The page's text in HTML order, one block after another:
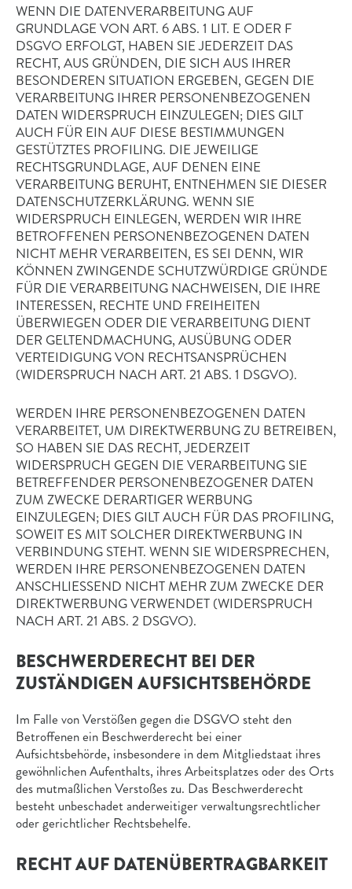
WENN DIE DATENVERARBEITUNG AUF
GRUNDLAGE VON ART. 6 ABS. 1 LIT. E ODER F
DSGVO ERFOLGT, HABEN SIE JEDERZEIT DAS
RECHT, AUS GRÜNDEN, DIE SICH AUS IHRER
BESONDEREN SITUATION ERGEBEN, GEGEN DIE
VERARBEITUNG IHRER PERSONENBEZOGENEN
DATEN WIDERSPRUCH EINZULEGEN; DIES GILT
AUCH FÜR EIN AUF DIESE BESTIMMUNGEN
GESTÜTZTES PROFILING. DIE JEWEILIGE
RECHTSGRUNDLAGE, AUF DENEN EINE
VERARBEITUNG BERUHT, ENTNEHMEN SIE DIESER
DATENSCHUTZERKLÄRUNG. WENN SIE
WIDERSPRUCH EINLEGEN, WERDEN WIR IHRE
BETROFFENEN PERSONENBEZOGENEN DATEN
NICHT MEHR VERARBEITEN, ES SEI DENN, WIR
KÖNNEN ZWINGENDE SCHUTZWÜRDIGE GRÜNDE
FÜR DIE VERARBEITUNG NACHWEISEN, DIE IHRE
INTERESSEN, RECHTE UND FREIHEITEN
ÜBERWIEGEN ODER DIE VERARBEITUNG DIENT
DER GELTENDMACHUNG, AUSÜBUNG ODER
VERTEIDIGUNG VON RECHTSANSPRÜCHEN
(WIDERSPRUCH NACH ART. 21 ABS. 1 DSGVO).
WERDEN IHRE PERSONENBEZOGENEN DATEN
VERARBEITET, UM DIREKTWERBUNG ZU BETREIBEN,
SO HABEN SIE DAS RECHT, JEDERZEIT
WIDERSPRUCH GEGEN DIE VERARBEITUNG SIE
BETREFFENDER PERSONENBEZOGENER DATEN
ZUM ZWECKE DERARTIGER WERBUNG
EINZULEGEN; DIES GILT AUCH FÜR DAS PROFILING,
SOWEIT ES MIT SOLCHER DIREKTWERBUNG IN
VERBINDUNG STEHT. WENN SIE WIDERSPRECHEN,
WERDEN IHRE PERSONENBEZOGENEN DATEN
ANSCHLIESSEND NICHT MEHR ZUM ZWECKE DER
DIREKTWERBUNG VERWENDET (WIDERSPRUCH
NACH ART. 21 ABS. 2 DSGVO).
BESCHWERDE­RECHT BEI DER
ZUSTÄNDIGEN AUFSICHTS­BEHÖRDE
Im Falle von Verstößen gegen die DSGVO steht den
Betroffenen ein Beschwerderecht bei einer
Aufsichtsbehörde, insbesondere in dem Mitgliedstaat ihres
gewöhnlichen Aufenthalts, ihres Arbeitsplatzes oder des Orts
des mutmaßlichen Verstoßes zu. Das Beschwerderecht
besteht unbeschadet anderweitiger verwaltungsrechtlicher
oder gerichtlicher Rechtsbehelfe.
RECHT AUF DATEN­ÜBERTRAG­BARKEIT